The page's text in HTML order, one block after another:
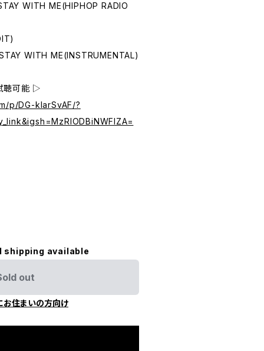
WITH ME(HIPHOP RADIO
WITH ME(INSTRUMENTAL)
聴可能 ▷
p/DG-klarSvAF/?
shipping available
out
お住まいの方向け